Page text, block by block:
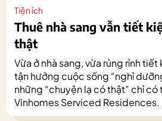
Tiện ích
Thuê nhà sang vẫn tiết
thật
Vừa ở nhà sang, vừa rủng rỉnh
tận hưởng cuộc sống “nghỉ
những “chuyện lạ có thật” chỉ có
Vinhomes Serviced Residences.